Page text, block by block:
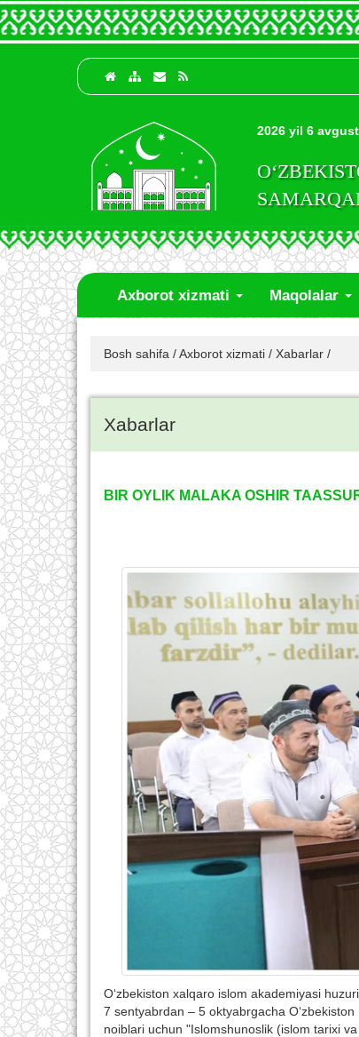
2026 yil 6
Axborot xizmati Maqolalar
Bosh sahifa /Axborot xizmati / Xabarlar /
Xabarlar
BIR OYLIK MALAKA OSHIR
O‘zbekiston xalqaro islom akademiyasi
7 sentyabrdan – 5 oktyabrgacha
noiblari uchun "Islomshunoslik (islom tarixi